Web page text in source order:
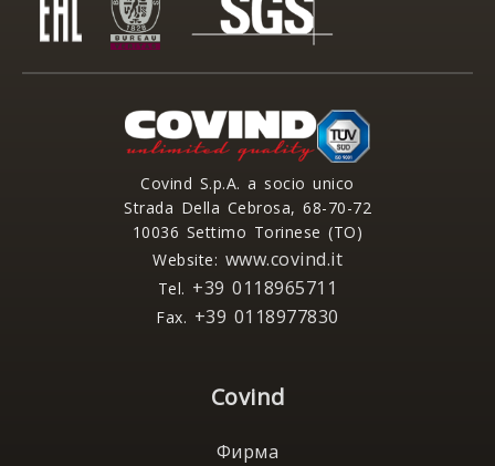
Covind S.p.A. a socio unico
Strada Della Cebrosa, 68-70-72
10036 Settimo Torinese (TO)
Website: www.covind.it
Tel. +39 0118965711
Fax. +39 0118977830
Covind
Фирма